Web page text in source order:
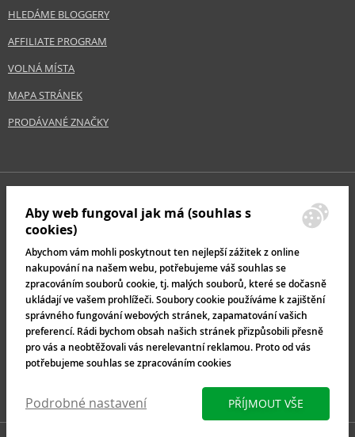
HLEDÁME BLOGGERY
AFFILIATE PROGRAM
VOLNÁ MÍSTA
MAPA STRÁNEK
PRODÁVANÉ ZNAČKY
Aby web fungoval jak má (souhlas s
cookies)
Abychom vám mohli poskytnout ten nejlepší zážitek z online
nakupování na našem webu, potřebujeme váš souhlas se
zpracováním souborů cookie, tj. malých souborů, které se dočasně
ukládají ve vašem prohlížeči. Soubory cookie používáme k zajištění
správného fungování webových stránek, zapamatování vašich
preferencí. Rádi bychom obsah našich stránek přizpůsobili přesně
pro vás a neobtěžovali vás nerelevantní reklamou. Proto od vás
potřebujeme souhlas se zpracováním cookies
Podrobné nastavení PŘÍJMOUT VŠE